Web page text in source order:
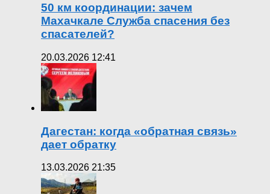
50 км координации: зачем
Махачкале Служба спасения без
спасателей?
20.03.2026 12:41
Дагестан: когда «обратная связь»
дает обратку
13.03.2026 21:35